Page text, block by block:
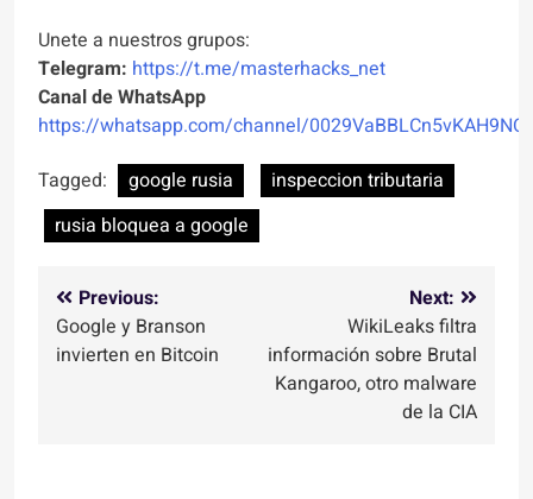
Unete a nuestros grupos:
Telegram: https://t.me/masterhacks_net
Canal de WhatsApp
https://whatsapp.com/channel/
Tagged:
google rusia
inspeccion tributaria
rusia bloquea a google
Navegación
de
Previous:
Google y Branson
invierten en Bitcoin
Next:
WikiLeaks filtra
información sobre Brutal
Kangaroo, otro malware
de la CIA